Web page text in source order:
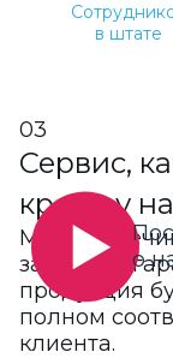
о
в штате
03
Сервис,
крови у
Мы
заказов и
продукция
полном
клиента.